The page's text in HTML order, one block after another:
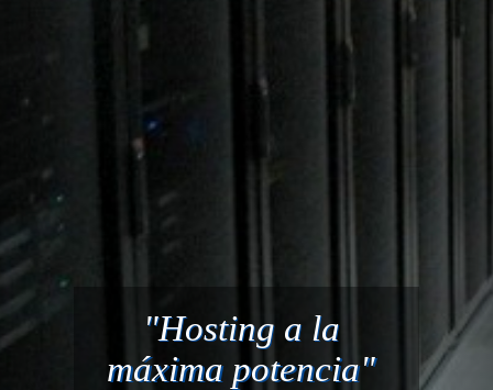
"Hosting a la
máxima potencia"